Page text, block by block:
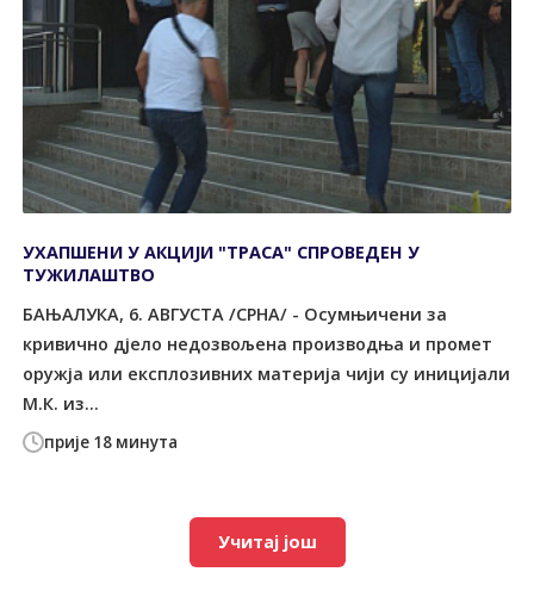
прије 18 минута
УХАПШЕНИ У АКЦИЈИ "ТРАСА" СПРОВЕДЕН У
ТУЖИЛАШТВО
БАЊАЛУКА, 6. АВГУСТА /СРНА/ - Осумњичени за
кривично дјело недозвољена производња и промет
оружја или експлозивних материја чији су иницијали
М.К. из...
Учитај још